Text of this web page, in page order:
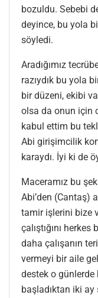
bozuldu. Sebebi
deyince, bu yola
söyledi.
Aradığımız
razıydık bu yola
bir düzeni, ekibi
olsa da onun için
kabul ettim bu
Abi girişimcilik
karaydı. İyi ki de
Maceramız bu
Abi’den (Cantaş)
tamir işlerini bize
çalıştığını
daha çalışanın
vermeyi bir aile
destek o
başladıktan iki